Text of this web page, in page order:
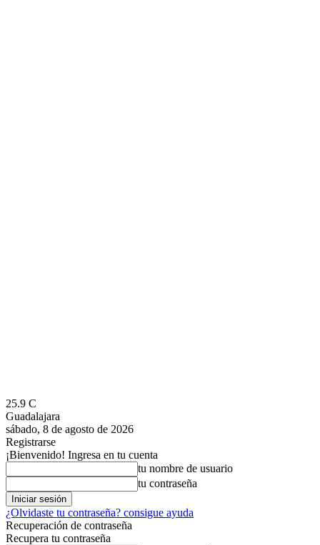
25.9 C
Guadalajara
sábado, 8 de agosto de 2026
Registrarse
¡Bienvenido! Ingresa en tu cuenta
tu nombre de usuario
tu contraseña
¿Olvidaste tu contraseña? consigue ayuda
Recuperación de contraseña
Recupera tu contraseña